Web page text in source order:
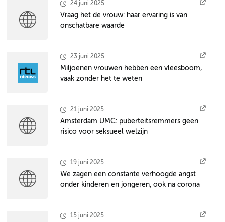
24 juni 2025
Vraag het de vrouw: haar ervaring is van
onschatbare waarde
23 juni 2025
Miljoenen vrouwen hebben een vleesboom,
vaak zonder het te weten
21 juni 2025
Amsterdam UMC: puberteitsremmers geen
risico voor seksueel welzijn
19 juni 2025
We zagen een constante verhoogde angst
onder kinderen en jongeren, ook na corona
15 juni 2025